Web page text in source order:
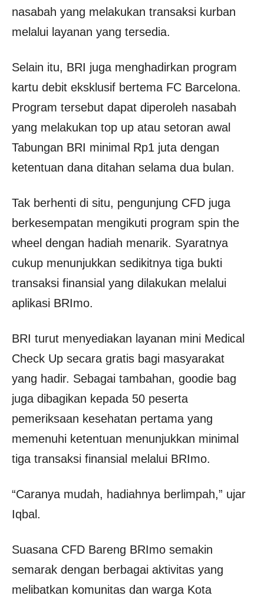
nasabah yang melakukan transaksi kurban
melalui layanan yang tersedia.
Selain itu, BRI juga menghadirkan program
kartu debit eksklusif bertema FC Barcelona.
Program tersebut dapat diperoleh nasabah
yang melakukan top up atau setoran awal
Tabungan BRI minimal Rp1 juta dengan
ketentuan dana ditahan selama dua bulan.
Tak berhenti di situ, pengunjung CFD juga
berkesempatan mengikuti program spin the
wheel dengan hadiah menarik. Syaratnya
cukup menunjukkan sedikitnya tiga bukti
transaksi finansial yang dilakukan melalui
aplikasi BRImo.
BRI turut menyediakan layanan mini Medical
Check Up secara gratis bagi masyarakat
yang hadir. Sebagai tambahan, goodie bag
juga dibagikan kepada 50 peserta
pemeriksaan kesehatan pertama yang
memenuhi ketentuan menunjukkan minimal
tiga transaksi finansial melalui BRImo.
“Caranya mudah, hadiahnya berlimpah,” ujar
Iqbal.
Suasana CFD Bareng BRImo semakin
semarak dengan berbagai aktivitas yang
melibatkan komunitas dan warga Kota